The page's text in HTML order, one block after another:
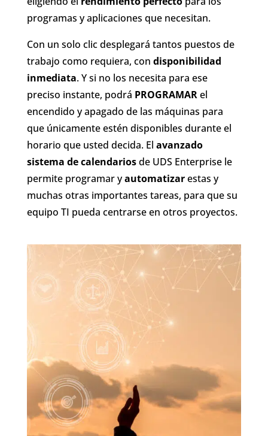
programas y aplicaciones que necesitan.
Con un solo clic desplegará tantos puestos de
trabajo como requiera, con disponibilidad
inmediata. Y si no los necesita para ese
preciso instante, podrá PROGRAMARel
encendido y apagado de las máquinas para
que únicamente estén disponibles durante el
horario que usted decida. El avanzado
sistema de calendariosde UDS Enterprise le
permite programar yautomatizarestas y
muchas otras importantes tareas, para que su
equipo TI pueda centrarse en otros proyectos.